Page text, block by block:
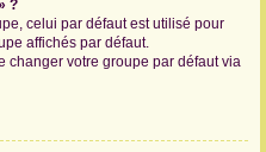
?
celui par défaut est utilisé pour
affichés par défaut.
changer votre groupe par défaut via